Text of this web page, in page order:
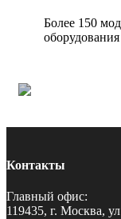
Более 150
Контакты
Главный офис:
119435, г. Москва,